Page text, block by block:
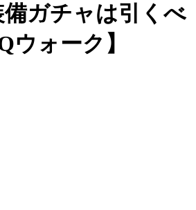
ガチャは引くべ
ウォーク】